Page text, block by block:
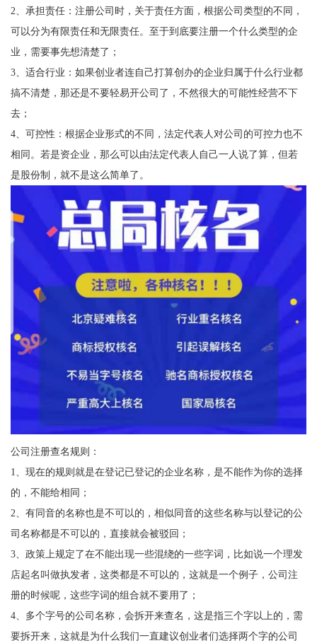
2、承担责任：注册公司时，关于责任方面，根据公司类型的不同，
可以分为有限责任和无限责任。至于到底要注册一个什么类型的企
业，需要事先想清楚了；
3、适合行业：如果创业者连自己打算创办的企业归属于什么行业都
搞不清楚，那还是不要轻易开公司了，不然很大的可能性经营不下
去；
4、可控性：根据企业形式的不同，法定代表人对公司的可控力也不
相同。若是资企业，那么可以由法定代表人自己一人说了算，但若
是股份制，就不是这么简单了。
公司注册查名规则：
1、现在的规则就是在登记已登记的企业名称，是不能作为你的选择
的，不能给相同；
2、有同音的名称也是不可以的，相似同音的这些名称与以登记的公
司名称都是不可以的，直接就会被驳回；
3、政策上规定了在不能出现一些混绕的一些字词，比如说一个理发
店起名叫做执发者，这类都是不可以的，这就是一个例子，公司注
册的时候呢，这些字词的组合就不要用了；
4、多个字号的公司名称，会拆开来查名，这是指三个字以上的，需
要拆开来，这就是为什么我们一直建议创业者们选择两个字的公司